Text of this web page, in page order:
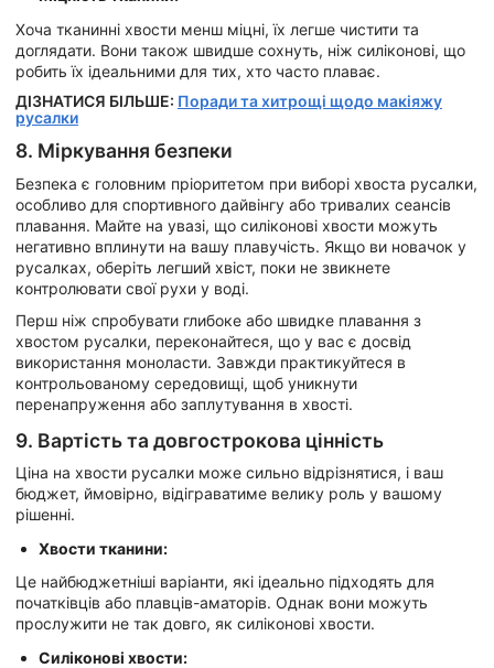
Хоча тканинні хвости менш міцні, їх легше чистити та
доглядати. Вони також швидше сохнуть, ніж силіконові, що
робить їх ідеальними для тих, хто часто плаває.
ДІЗНАТИСЯ БІЛЬШЕ: Поради та хитрощі щодо макіяжу
русалки
8. Міркування безпеки
Безпека є головним пріоритетом при виборі хвоста русалки,
особливо для спортивного дайвінгу або тривалих сеансів
плавання. Майте на увазі, що силіконові хвости можуть
негативно вплинути на вашу плавучість. Якщо ви новачок у
русалках, оберіть легший хвіст, поки не звикнете
контролювати свої рухи у воді.
Перш ніж спробувати глибоке або швидке плавання з
хвостом русалки, переконайтеся, що у вас є досвід
використання моноласти. Завжди практикуйтеся в
контрольованому середовищі, щоб уникнути
перенапруження або заплутування в хвості.
9. Вартість та довгострокова цінність
Ціна на хвости русалки може сильно відрізнятися, і ваш
бюджет, ймовірно, відіграватиме велику роль у вашому
рішенні.
Хвости тканини:
Це найбюджетніші варіанти, які ідеально підходять для
початківців або плавців-аматорів. Однак вони можуть
прослужити не так довго, як силіконові хвости.
Силіконові хвости: